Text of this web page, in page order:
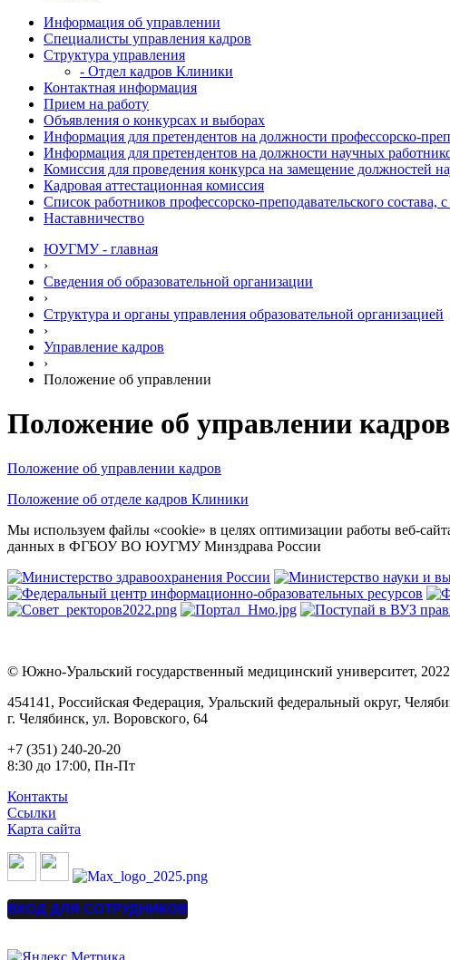
Информация об управлении
Специалисты управления кадров
Структура управления
- Отдел кадров Клиники
Контактная информация
Прием на работу
Объявления о конкурсах и выборах
Информация для претендентов на должности профессорско-
Информация для претендентов на должности научных
Комиссия для проведения конкурса на замещение должностей
Кадровая аттестационная комиссия
Список работников профессорско-преподавательского
Наставничество
ЮУГМУ - главная
›
Сведения об образовательной организации
›
Структура и органы управления образовательной организацией
›
Управление кадров
›
Положение об управлении
Положение об управлении кадров
Положение об управлении кадров
Положение об отделе кадров Клиники
Мы используем файлы «cookie» в целях оптимизации работы веб-
данных в ФГБОУ ВО ЮУГМУ Минздрава России
© Южно-Уральский государственный медицинский университет,
454141, Российская Федерация, Уральский федеральный округ,
г. Челябинск, ул. Воровского, 64
+7 (351) 240-20-20
8:30 до 17:00, Пн-Пт
Контакты
Ссылки
Карта сайта
ВХОД ДЛЯ СОТРУДНИКОВ